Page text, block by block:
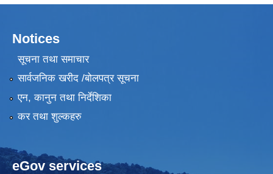
Notices
सूचना तथा समाचार
सार्वजनिक खरीद /बोलपत्र सूचना
एन, कानुन तथा निर्देशिका
कर तथा शुल्कहरु
eGov services